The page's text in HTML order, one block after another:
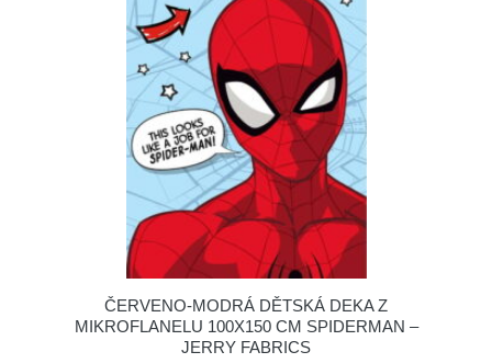
ČERVENO-MODRÁ DĚTSKÁ DEKA Z
MIKROFLANELU 100X150 CM SPIDERMAN –
JERRY FABRICS